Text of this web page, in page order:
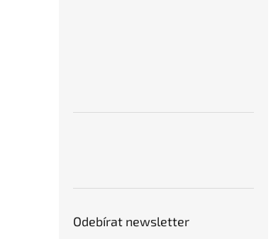
Odebírat newsletter